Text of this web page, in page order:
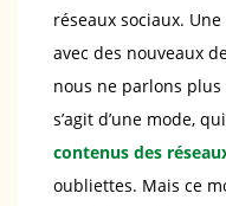
réseaux sociaux.
avec des nouveaux
nous ne parlons
s’agit d’une mode,
contenus des
oubliettes. Mais ce